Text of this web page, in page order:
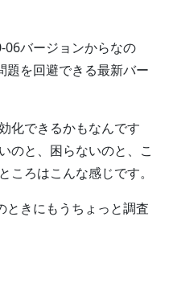
06バージョンからなの
題を回避できる最新バー
化できるかもなんです
のと、困らないのと、こ
ろはこんな感じです。
ときにもうちょっと調査